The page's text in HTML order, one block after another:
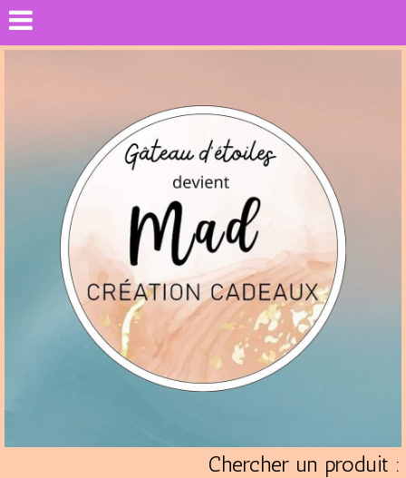
Chercher un produit :